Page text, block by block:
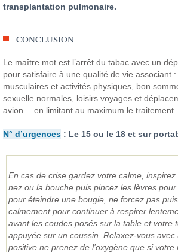
transplantation pulmonaire.
CONCLUSION
Le maître mot est l’arrêt du tabac avec un
pour satisfaire à une qualité de vie associant
musculaires et activités physiques, bon
sexuelle normales, loisirs voyages et
avion… en limitant au maximum le traitement.
N° d’urgences : Le 15 ou le 18 et sur
En cas de crise gardez votre calme,
nez ou la bouche puis pincez les lèvres
pour éteindre une bougie, ne forcez pas
calmement pour continuer à respirer
avant les coudes posés sur la table et votre
appuyée sur un coussin. Relaxez-vous avec
positive ne prenez de l’oxygène que si votre